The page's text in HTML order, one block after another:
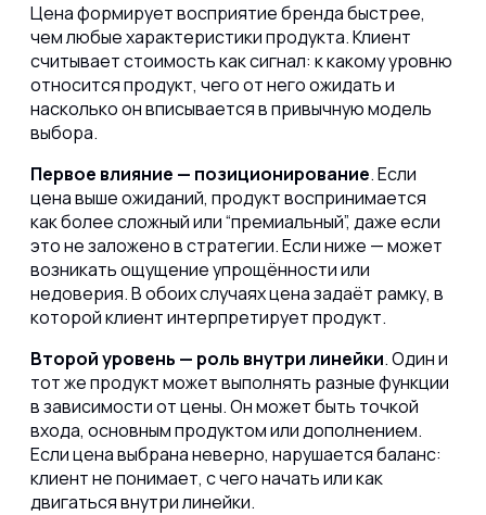
Цена формирует восприятие бренда быстрее,
чем любые характеристики продукта. Клиент
считывает стоимость как сигнал: к какому уровню
относится продукт, чего от него ожидать и
насколько он вписывается в привычную модель
выбора.
Первое влияние — позиционирование. Если
цена выше ожиданий, продукт воспринимается
как более сложный или “премиальный”, даже если
это не заложено в стратегии. Если ниже — может
возникать ощущение упрощённости или
недоверия. В обоих случаях цена задаёт рамку, в
которой клиент интерпретирует продукт.
Второй уровень — роль внутри линейки. Один и
тот же продукт может выполнять разные функции
в зависимости от цены. Он может быть точкой
входа, основным продуктом или дополнением.
Если цена выбрана неверно, нарушается баланс:
клиент не понимает, с чего начать или как
двигаться внутри линейки.